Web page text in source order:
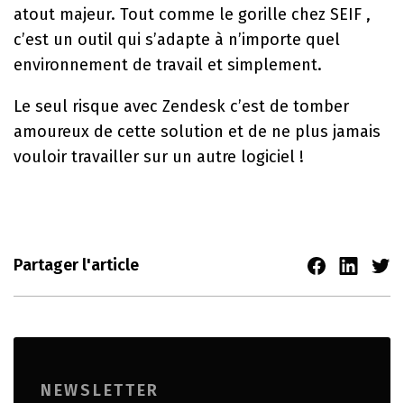
atout majeur. Tout comme le gorille chez SEIF ,
c’est un outil qui s’adapte à n’importe quel
environnement de travail et simplement.
Le seul risque avec Zendesk c’est de tomber
amoureux de cette solution et de ne plus jamais
vouloir travailler sur un autre logiciel !
Partager l'article
NEWSLETTER